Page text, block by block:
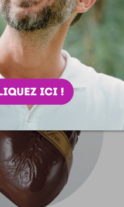
/ J'aime le réalisme un